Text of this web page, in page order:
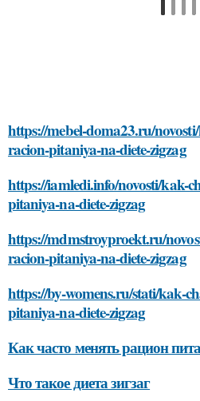
https://mebel-doma23.ru/
racion-pitaniya-na-diete-zigzag
https://iamledi.info/novosti/kak-
pitaniya-na-diete-zigzag
https://mdmstroyproekt.ru/
racion-pitaniya-na-diete-zigzag
https://by-womens.ru/stati/kak-
pitaniya-na-diete-zigzag
Как часто менять рацион
Что такое диета зигзаг